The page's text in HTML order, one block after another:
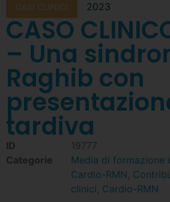
CASI CLINICI 2023
CASO
– Una
Raghib con
tardiva
ID
19777
Categorie
Media di formazione
Cardio-RMN,
clinici, Cardio-RMN